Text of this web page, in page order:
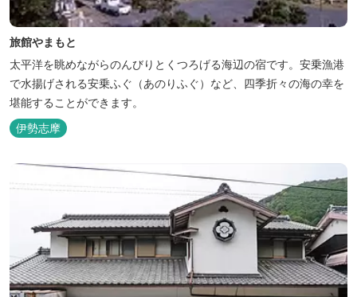
旅館やまもと
太平洋を眺めながらのんびりとくつろげる海辺の宿です。安乗漁港
で水揚げされる安乗ふぐ（あのりふぐ）など、四季折々の海の幸を
堪能することができます。
伊勢志摩